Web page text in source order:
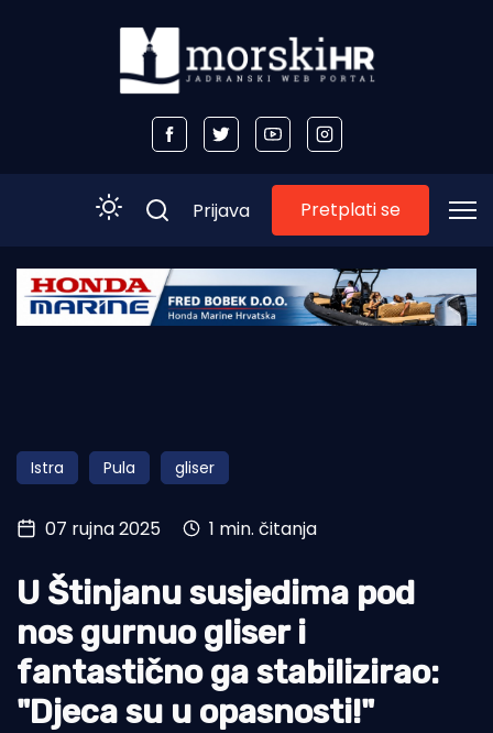
Početna
Obala
Otoci
Turizam i nautika
Pomorstvo
Ribolov
Ekologija
Tradicija i kultura
Prijava Pretplati se
Istra Pula gliser
07 rujna 2025 1 min. čitanja
U Štinjanu susjedima pod
nos gurnuo gliser i
fantastično ga stabilizirao:
"Djeca su u opasnosti!"